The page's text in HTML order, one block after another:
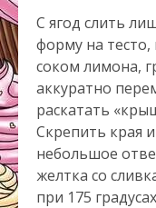
С ягод слить
форму на
соком лимона,
аккуратно
раскатать
Скрепить края
небольшое
желтка со
при 175